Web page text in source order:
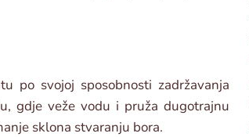
po svojoj sposobnosti zadržavanja
gdje veže vodu i pruža dugotrajnu
sklona stvaranju bora.